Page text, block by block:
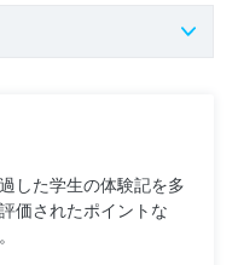
した学生の体験記を多
価されたポイントな